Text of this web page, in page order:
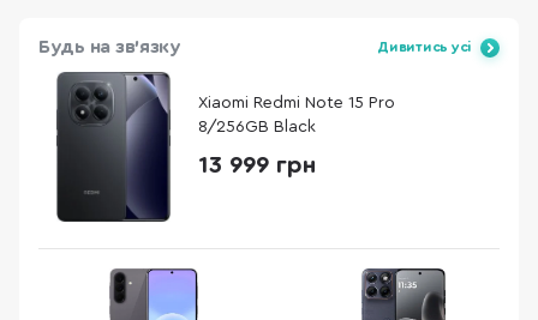
Будь на зв'язку Дивитись усі
Xiaomi Redmi Note 15 Pro
8/256GB Black
13 999 грн